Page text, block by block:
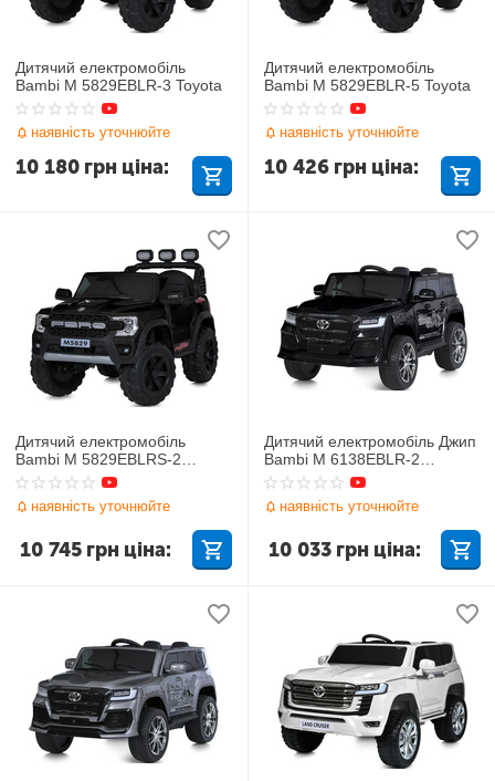
Дитячий електромобіль
Bambi M 5829EBLR-3 Toyota
наявність уточнюйте
10 180 грн ціна:
Дитячий електромобіль
Bambi M 5829EBLR-5 Toyota
наявність уточнюйте
10 426 грн ціна:
Дитячий електромобіль
Bambi M 5829EBLRS-2
Toyota
наявність уточнюйте
10 745 грн ціна:
Дитячий електромобіль Джип
Bambi M 6138EBLR-2
TOYOTA
наявність уточнюйте
10 033 грн ціна: